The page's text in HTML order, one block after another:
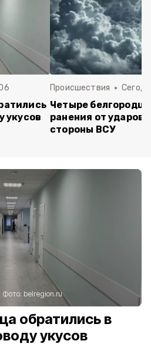
укусов
Происшествия
Четыре
ранения от ударов
стороны ВСУ
Фото: belregion.ru
обратились в
укусов